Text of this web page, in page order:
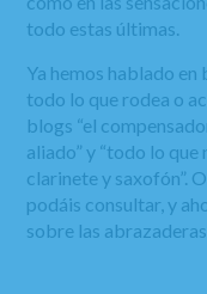
todo estas últimas.
Ya hemos hablado
todo lo que rodea o
blogs “el
aliado” y “todo lo
clarinete y saxofón”.
podáis consultar, y
sobre las